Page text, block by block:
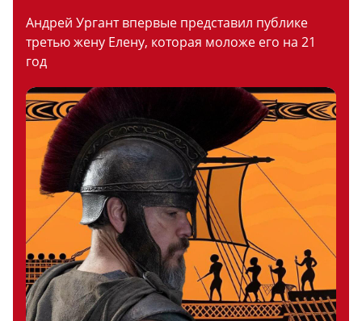
Андрей Ургант впервые представил публике
третью жену Елену, которая моложе его на 21
год